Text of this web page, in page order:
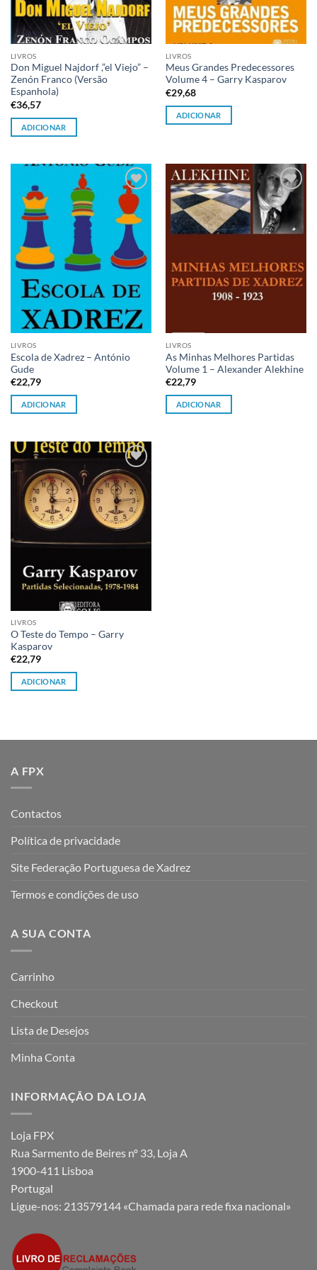
LIVROS
Don Miguel Najdorf ,”el Viejo” –
Zenón Franco (Versão
Espanhola)
€36,57
ADICIONAR
LIVROS
Meus Grandes Predecessores
Volume 4 – Garry Kasparov
€29,68
ADICIONAR
Adicionar
à lista de
desejos
LIVROS
Escola de Xadrez – António
Gude
€22,79
ADICIONAR
Adicionar
à lista de
desejos
LIVROS
As Minhas Melhores Partidas
Volume 1 – Alexander Alekhine
€22,79
ADICIONAR
Adicionar
à lista de
desejos
LIVROS
O Teste do Tempo – Garry
Kasparov
€22,79
ADICIONAR
A FPX
Contactos
Política de privacidade
Site Federação Portuguesa de Xadrez
Termos e condições de uso
A SUA CONTA
Carrinho
Checkout
Lista de Desejos
Minha Conta
INFORMAÇÃO DA LOJA
Loja FPX
Rua Sarmento de Beires nº 33, Loja A
1900-411 Lisboa
Portugal
Ligue-nos: 213579144 «Chamada para rede fixa nacional»